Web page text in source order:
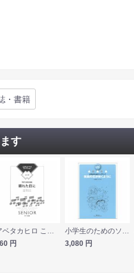
・書籍
す
アベタカヒロ こどもコーラスコレクション シニア 同声三部合唱曲 晴れた日に カワイ出版
円
小学生のためのソングブック 笑顔の花が咲くように 範唱＋カラピアノCD付き 音楽之友社
3,080 円